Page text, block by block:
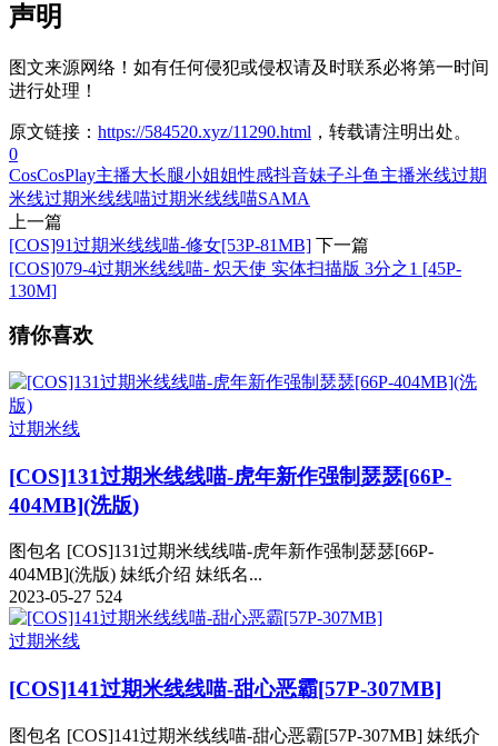
声明
图文来源网络！如有任何侵犯或侵权请及时联系必将第一时间
进行处理！
原文链接： https://584520.xyz/11290.html ，转载请注明出处。
0
CosCosPlay主播大长腿小姐姐性感抖音妹子斗鱼主播米线过期
米线过期米线线喵过期米线线喵SAMA
上一篇
[COS]91过期米线线喵-修女[53P-81MB] 下一篇
[COS]079-4过期米线线喵- 炽天使 实体扫描版 3分之1 [45P-
130M]
猜你喜欢
过期米线
[COS]131过期米线线喵-虎年新作强制瑟瑟[66P-
404MB](洗版)
图包名 [COS]131过期米线线喵-虎年新作强制瑟瑟[66P-
404MB](洗版) 妹纸介绍 妹纸名...
2023-05-27 524
过期米线
[COS]141过期米线线喵-甜心恶霸[57P-307MB]
图包名 [COS]141过期米线线喵-甜心恶霸[57P-307MB] 妹纸介